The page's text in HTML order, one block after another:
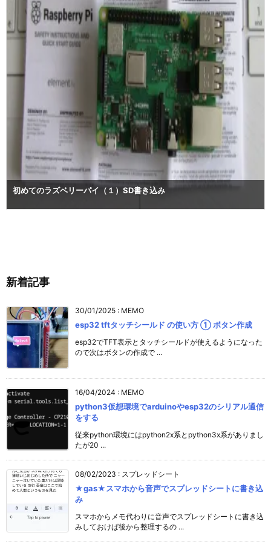
初めてのラズベリーパイ（１）SD書き込み
新着記事
30/01/2025 : MEMO
esp32 tftタッチシールド の使い方 ① ボタン作成
esp32でTFT表示とタッチシールドが使えるようになった
ので次はボタンの作成で ...
16/04/2024 : MEMO
python3仮想環境でarduinoやesp32のシリアル通信
をする
従来python環境にはpython2x系とpython3x系がありまし
たが20 ...
08/02/2023 : スプレッドシート
★gas★スマホから音声でスプレッドシートに書き込
み
スマホからメモ代わりに音声でスプレッドシートに書き込
みしておけば後から整理するの ...